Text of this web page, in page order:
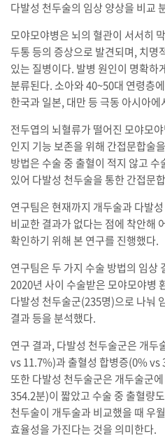
다발성 천두술의 임상 양상을 비교
모야모야병은 뇌의 혈관이 서서히
두통 등의 증상으로 발견되며, 치명
있는 질병이다. 발병 원인이 명확하
분류된다. 소아와 40~50대 연령층
한국과 일본, 대만 등 극동 아시아에
전두엽의 뇌혈류가 떨어진 모야모
인지 기능 보존을 위해 간접문합술
방법은 수술 중 출혈이 적지 않고
있어 다발성 천두술을 통한 간접문
연구팀은 현재까지 개두술과 다발
비교한 결과가 없다는 점에 착안해
확인하기 위해 본 연구를 진행했다.
연구팀은 두 가지 수술 방법의 임상
2020년 사이 수술받은 모야모야
다발성 천두술군(235명)으로 나눠
결과 등을 분석했다.
연구 결과, 다발성 천두술군은 개
vs 11.7%)과 출혈성 합병증(0% vs
또한 다발성 천두술군은 개두술군
354.2분)이 짧았고 수술 중 출혈량
천두술이 개두술과 비교했을 때 우
효율성을 가진다는 것을 의미한다.